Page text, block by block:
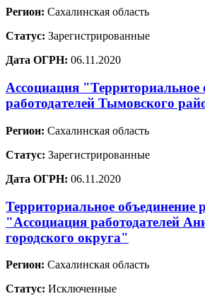
Регион: Сахалинская область
Статус: Зарегистрированные
Дата ОГРН: 06.11.2020
Ассоциация "Территориальное
работодателей Тымовского
Регион: Сахалинская область
Статус: Зарегистрированные
Дата ОГРН: 06.11.2020
Территориальное объединение
"Ассоциация работодателей
городского округа"
Регион: Сахалинская область
Статус: Исключенные